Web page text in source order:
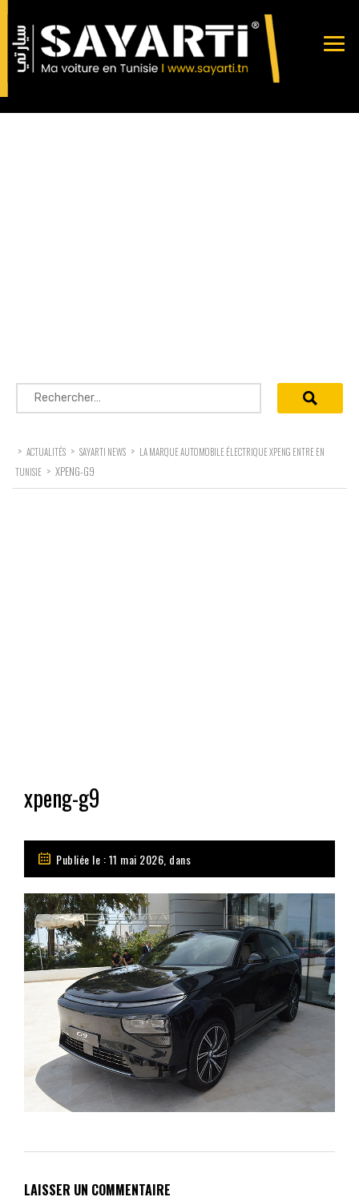
Rechercher :
> ACTUALITÉS > SAYARTI NEWS > LA MARQUE AUTOMOBILE ÉLECTRIQUE XPENG ENTRE EN
TUNISIE > XPENG-G9
xpeng-g9
Publiée le : 11 mai 2026, dans
LAISSER UN COMMENTAIRE